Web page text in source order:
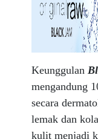
Keunggulan
mengandung
secara
lemak dan
kulit menjadi